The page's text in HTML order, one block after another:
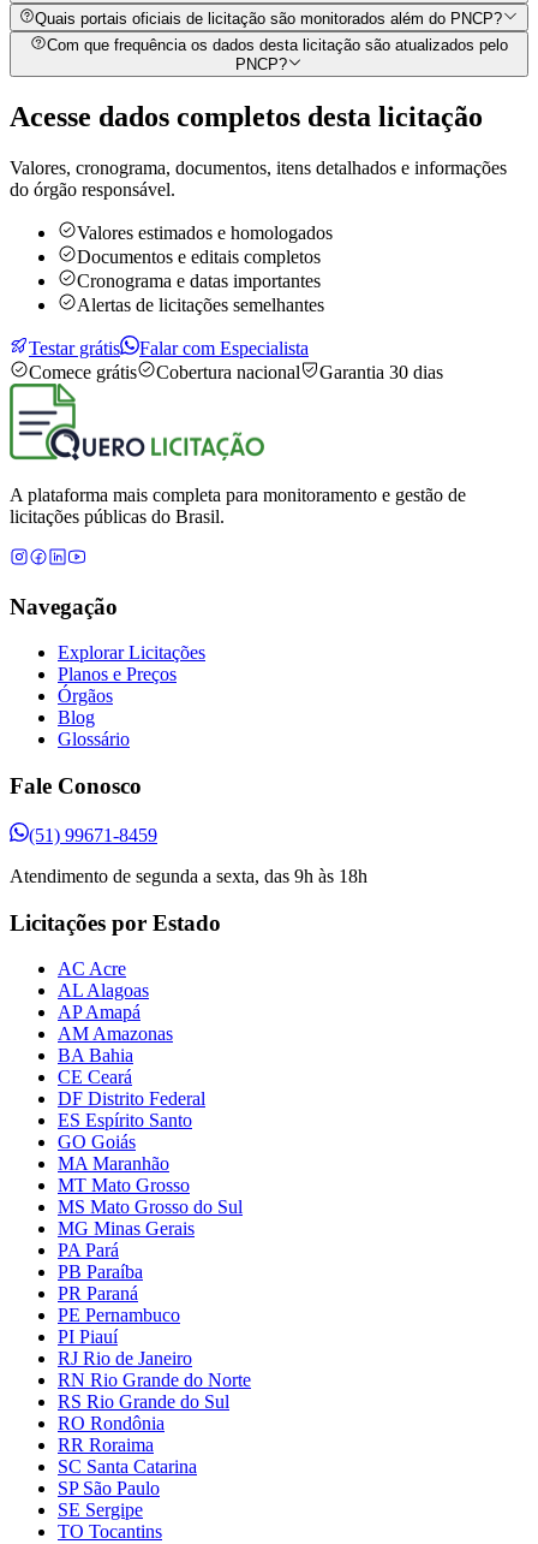
Quais portais oficiais de licitação são monitorados além do PNCP?
Com que frequência os dados desta licitação são atualizados pelo
PNCP?
Acesse dados completos desta licitação
Valores, cronograma, documentos, itens detalhados e informações
do órgão responsável.
Valores estimados e homologados
Documentos e editais completos
Cronograma e datas importantes
Alertas de licitações semelhantes
Testar grátis
Falar com Especialista
Comece grátis
Cobertura nacional Garantia 30 dias
A plataforma mais completa para monitoramento e gestão de
licitações públicas do Brasil.
Navegação
Explorar Licitações
Planos e Preços
Órgãos
Blog
Glossário
Fale Conosco
(51) 99671-8459
Atendimento de segunda a sexta, das 9h às 18h
Licitações por Estado
AC Acre
AL Alagoas
AP Amapá
AM Amazonas
BA Bahia
CE Ceará
DF Distrito Federal
ES Espírito Santo
GO Goiás
MA Maranhão
MT Mato Grosso
MS Mato Grosso do Sul
MG Minas Gerais
PA Pará
PB Paraíba
PR Paraná
PE Pernambuco
PI Piauí
RJ Rio de Janeiro
RN Rio Grande do Norte
RS Rio Grande do Sul
RO Rondônia
RR Roraima
SC Santa Catarina
SP São Paulo
SE Sergipe
TO Tocantins